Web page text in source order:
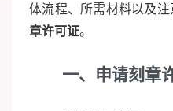
体流程、所需材料以及
章许可证。
一、申请刻章